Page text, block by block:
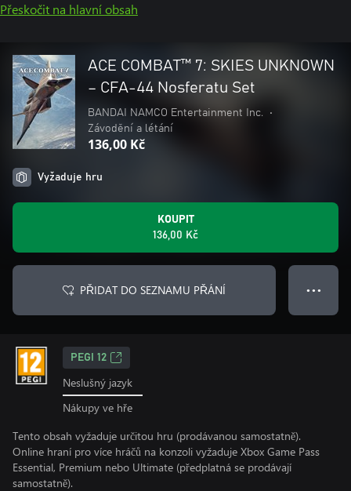
Přeskočit na hlavní obsah
ACE COMBAT™ 7: SKIES UNKNOWN
– CFA-44 Nosferatu Set
BANDAI NAMCO Entertainment Inc.
•
Závodění a létání
136,00 Kč
Vyžaduje hru
KOUPIT
136,00 Kč
PŘIDAT DO SEZNAMU PŘÁNÍ ● ● ●
PEGI 12
Neslušný jazyk
Nákupy ve hře
Tento obsah vyžaduje určitou hru (prodávanou samostatně).
Online hraní pro více hráčů na konzoli vyžaduje Xbox Game Pass
Essential, Premium nebo Ultimate (předplatná se prodávají
samostatně).